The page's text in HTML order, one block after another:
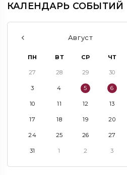
КАЛЕНДАРЬ СОБЫТИЙ
Август
ПН ВТ СР ЧТ
27 28 29 30
3 4 5 6
10 11 12 13
17 18 19 20
24 25 26 27
31 1 2 3